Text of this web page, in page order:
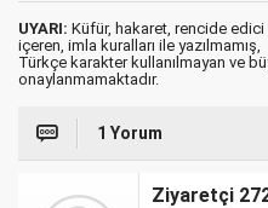
UYARI: Küfür, hakaret, rencide edici
içeren, imla kuralları ile yazılmamış,
Türkçe karakter kullanılmayan ve
onaylanmamaktadır.
1 Yorum
Ziyaretçi